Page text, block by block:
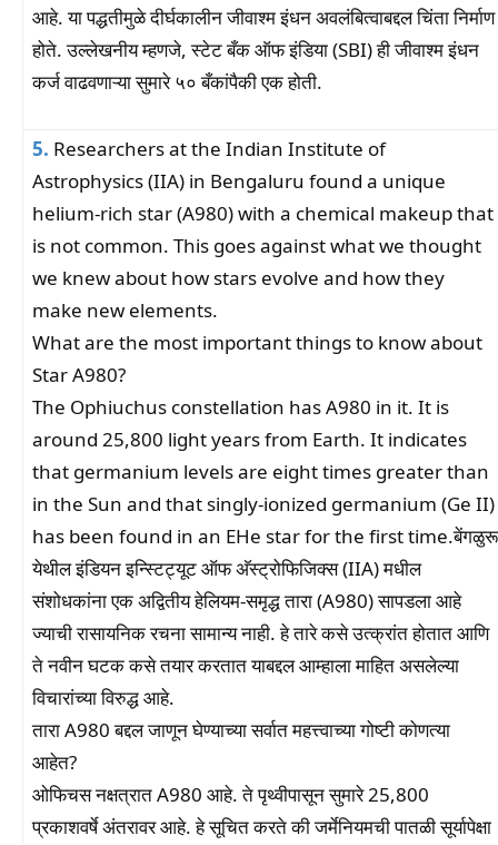
आहे. या पद्धतीमुळे दीर्घकालीन जीवाश्म इंधन अवलंबित्वाबद्दल चिंता निर्माण
होते. उल्लेखनीय म्हणजे, स्टेट बँक ऑफ इंडिया (SBI) ही जीवाश्म इंधन
कर्ज वाढवणाऱ्या सुमारे ५० बँकांपैकी एक होती.
5. Researchers at the Indian Institute of
Astrophysics (IIA) in Bengaluru found a unique
helium-rich star (A980) with a chemical makeup that
is not common. This goes against what we thought
we knew about how stars evolve and how they
make new elements.
What are the most important things to know about
Star A980?
The Ophiuchus constellation has A980 in it. It is
around 25,800 light years from Earth. It indicates
that germanium levels are eight times greater than
in the Sun and that singly-ionized germanium (Ge II)
has been found in an EHe star for the first time.बेंगळुरू
येथील इंडियन इन्स्टिट्यूट ऑफ अ‍ॅस्ट्रोफिजिक्स (IIA) मधील
संशोधकांना एक अद्वितीय हेलियम-समृद्ध तारा (A980) सापडला आहे
ज्याची रासायनिक रचना सामान्य नाही. हे तारे कसे उत्क्रांत होतात आणि
ते नवीन घटक कसे तयार करतात याबद्दल आम्हाला माहित असलेल्या
विचारांच्या विरुद्ध आहे.
तारा A980 बद्दल जाणून घेण्याच्या सर्वात महत्त्वाच्या गोष्टी कोणत्या
आहेत?
ओफिचस नक्षत्रात A980 आहे. ते पृथ्वीपासून सुमारे 25,800
प्रकाशवर्षे अंतरावर आहे. हे सूचित करते की जर्मेनियमची पातळी सूर्यापेक्षा